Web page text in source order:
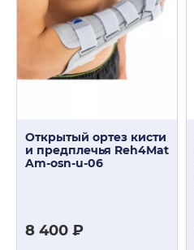
Открытый ортез кисти
и предплечья Reh4Mat
Am-osn-u-06
8 400 ₽